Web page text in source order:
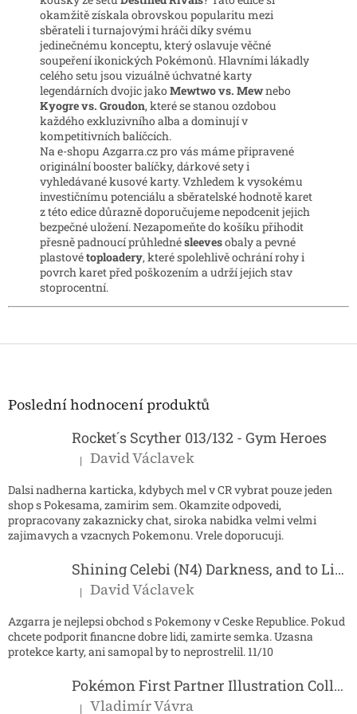
í
p
r
v
k
y
v
ý
i
s
u
n
í
okamžitě získala obrovskou popularitu mezi
sběrateli i turnajovými hráči díky svému
jedinečnému konceptu, který oslavuje věčné
soupeření ikonických Pokémonů. Hlavními lákadly
celého setu jsou vizuálně úchvatné karty
legendárních dvojic jakoMewtwo vs. Mewnebo
Kyogre vs. Groudon, které se stanou ozdobou
každého exkluzivního alba a dominují v
kompetitivních balíčcích.
Na e-shopu Azgarra.cz pro vás máme připravené
originální booster balíčky, dárkové sety i
vyhledávané kusové karty. Vzhledem k vysokému
investičnímu potenciálu a sběratelské hodnotě karet
z této edice důrazně doporučujeme nepodcenit jejich
bezpečné uložení. Nezapomeňte do košíku přihodit
přesně padnoucí průhlednésleevesobaly a pevné
plastovétoploadery, které spolehlivě ochrání rohy i
povrch karet před poškozením a udrží jejich stav
stoprocentní.
Z
Poslední hodnocení produktů
Rocket´s Scyther 013/132 - Gym Heroes
Hodnocení produktu je 5 z 5 hvězdiček.
| David Václavek
Dalsi nadherna karticka, kdybych mel v CR vybrat pouze jeden
shop s Pokesama, zamirim sem. Okamzite odpovedi,
propracovany zakaznicky chat, siroka nabidka velmi velmi
zajimavych a vzacnych Pokemonu. Vrele doporucuji.
Shining Celebi (N4) Darkness, and to Light...
Hodnocení produktu je 5 z 5 hvězdiček.
| David Václavek
Azgarra je nejlepsi obchod s Pokemony v Ceske Republice. Pokud
chcete podporit financne dobre lidi, zamirte semka. Uzasna
protekce karty, ani samopal by to neprostrelil. 11/10
Pokémon First Partner Illustration Collection - Series 2
| Vladimír Vávra